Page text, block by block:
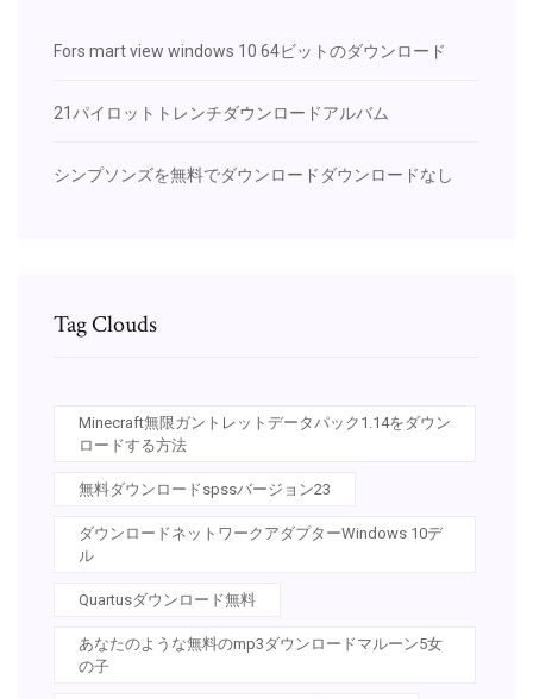
Fors mart view windows 10 64ビットのダウンロード
21パイロットトレンチダウンロードアルバム
シンプソンズを無料でダウンロードダウンロードなし
Tag Clouds
Minecraft無限ガントレットデータパック1.14をダウン
ロードする方法
無料ダウンロードspssバージョン23
ダウンロードネットワークアダプターWindows 10デ
ル
Quartusダウンロード無料
あなたのような無料のmp3ダウンロードマルーン5女
の子